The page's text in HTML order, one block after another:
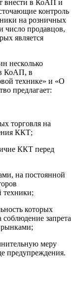
внести в КоАП и
контроль
на розничных
число продавцов,
является
несколько
КоАП, в
технике» и «О
предлагает:
торговля на
ККТ;
ККТ перед
на постоянной
техники;
которых
соблюдение запрета
рынками;
меру
предупреждения.